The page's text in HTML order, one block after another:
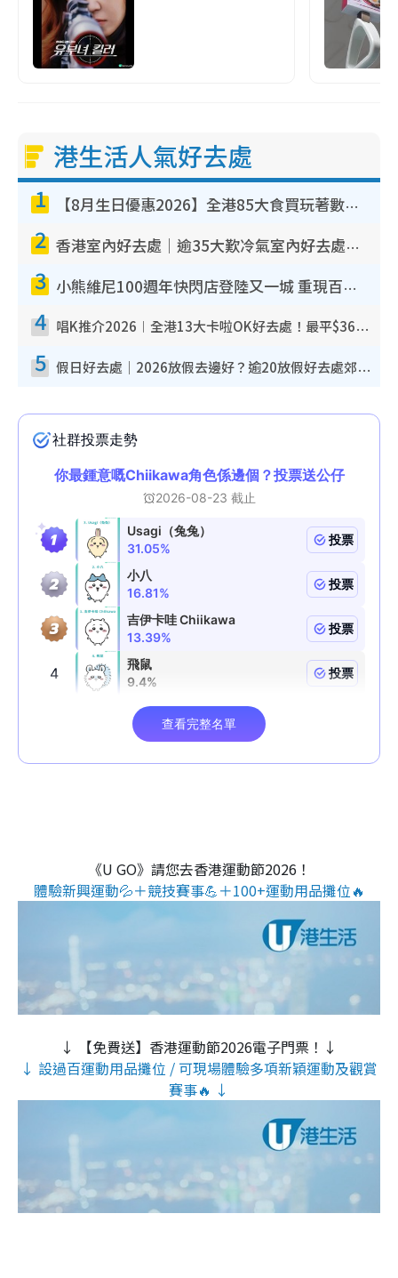
港生活人氣好去處
1 【8月生日優惠2026】全港85大食買玩著數攻略 自助餐/火鍋放題同行免費＋誠品/DONKI送現金券
2 香港室內好去處｜逾35大歎冷氣室內好去處推介 室內活動免費避雨無懼落雨
3 小熊維尼100週年快閃店登陸又一城 重現百畝森林經典場景／獨家限定盲盒登場／專屬DIY香水
4 唱K推介2026︱全港13大卡啦OK好去處！最平$36起 日文K都有！(附地址+收費詳情)
5 假日好去處｜2026放假去邊好？逾20放假好去處郊外/秘景 休閒半日或一日遊
《U GO》請您去香港運動節2026！
體驗新興運動💦＋競技賽事💪＋100+運動用品攤位🔥
↓ 【免費送】香港運動節2026電子門票！↓
↓ 設過百運動用品攤位 / 可現場體驗多項新穎運動及觀賞
賽事🔥 ↓